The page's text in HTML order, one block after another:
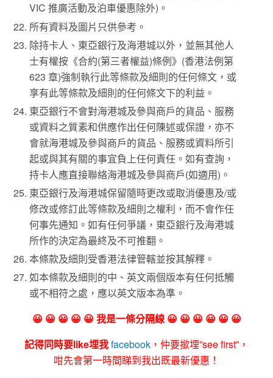
VIC 推廣活動及泊車優惠除外)。
所有資料及圖片只供參考。
除持卡人、東亞銀行及海港城以外，並無其他人
士有權按《合約(第三者權益)條例》(香港法例第
623 章)強制執行此等條款及細則的任何條文，或
享有此等條款及細則的任何條文下的利益。
東亞銀行不會對海港城及參與商戶的貨品、服務
或資料之質素和供應作出任何陳述或保證，亦不
會就海港城及參與商戶的貨品、服務或資料所引
起或與其有關的事宜負上任何責任。如有查詢，
持卡人應直接聯絡海港城及參與商戶(如適用)。
東亞銀行及海港城保留隨時更改或取消優惠及/或
修改或修訂此等條款及細則之權利，而不會作任
何事先通知。如有任何爭議，東亞銀行及海港城
所作的決定為最終及不可推翻。
本條款及細則受香港法律管轄並按其解釋。
如本條款及細則的中、英文兩個版本有任何抵觸
或不相符之處，應以英文版本為準。
😀 😀 😀 😀 😀 我是一條分隔線 😀 😀 😀 😀 😀 😀
記得同時要like埋我facebook ，仲要撳埋”see first”，
咁先會第一時間睇到我出既最新優惠！